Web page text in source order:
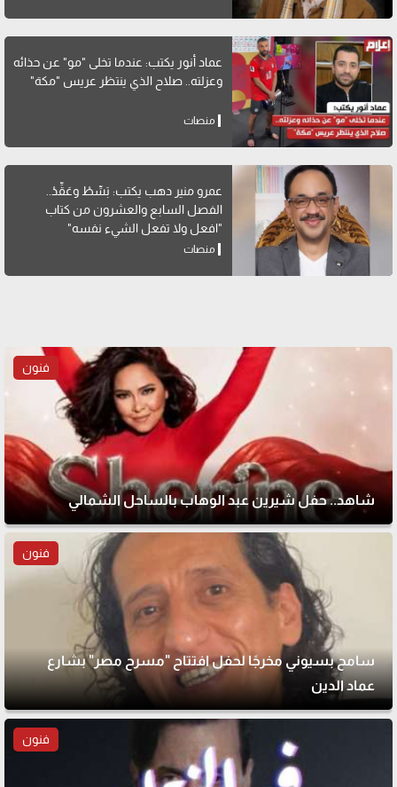
عماد أنور يكتب: عندما تخلى "مو" عن حذائه
وعزلته.. صلاح الذي ينتظر عريس "مكة"
منصات
عمرو منير دهب يكتب: بَسِّطْ وعَقِّدْ..
الفصل السابع والعشرون من كتاب
"افعل ولا تفعل الشيء نفسه"
منصات
فنون
شاهد.. حفل شيرين عبد الوهاب بالساحل الشمالي
فنون
سامح بسيوني مخرجًا لحفل افتتاح "مسرح مصر" بشارع
عماد الدين
فنون